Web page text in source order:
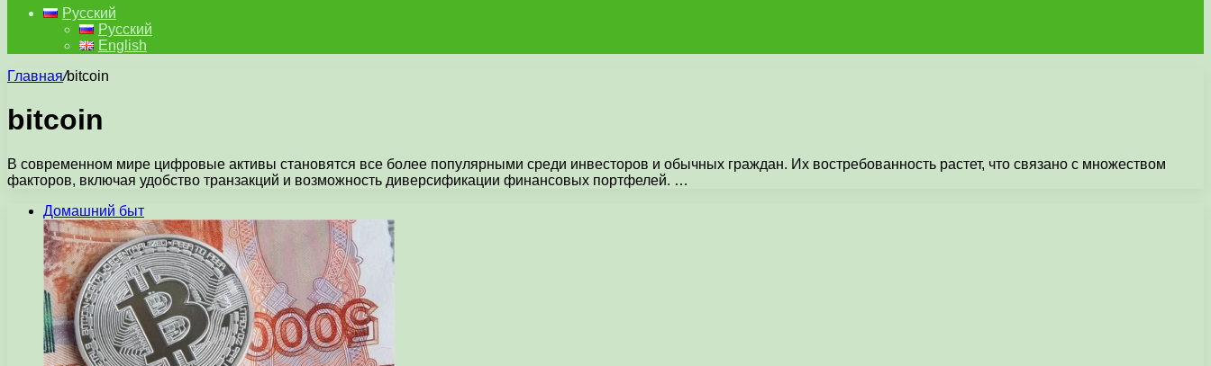
Русский
Русский
English
Главная/bitcoin
bitcoin
В современном мире цифровые активы становятся все более популярными среди инвесторов и обычных граждан. Их востребованность растет, что связано с множеством
факторов, включая удобство транзакций и возможность диверсификации финансовых портфелей. …
Домашний быт